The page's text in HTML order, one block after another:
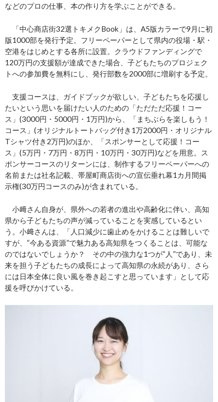
などのプロの仕事、本の作り方を学ぶことができる。
「中心商店街32選トキメクBook」は、A5版カラーで9月に初
版1000部を発行予定。フリーペーパーとして県内の役場・駅・
空港をはじめとする各所に設置。クラウドファンディングで
120万円の支援額が達成できた場合、子どもたちのプロジェク
トへの参加費を無料にし、発行部数を2000部に増刷する予定。
支援コースは、ガイドブックが欲しい、子どもたちを応援し
たいという思いを届けたい人のための「ただただ応援！コー
ス」(3000円・5000円・1万円)から、「まちぶらを楽しもう！
コース」(オリジナルトートバッグ付き1万2000円・オリジナル
Tシャツ付き2万円)のほか、「スポンサーとして応援！コー
ス」(5万円・7万円・8万円・10万円・30万円)などを用意。ス
ポンサーコースのリターンには、制作するフリーペーパーへの
名前または社名記載、帯屋町商店街への宣伝垂れ幕1カ月間掲
示権(30万円コースのみ)が含まれている。
小﨑さん自身が、県外への若者の進出や高齢化に伴い、高知
県から子どもたちの声が減っていることを実感しているとい
う。小﨑さんは、「人口減少に歯止めをかけることは難しいで
すが、“今ある資源”で魅力ある高知県をつくることは、可能な
のではないでしょうか？ その中の強力な1つが“人”であり、未
来を担う子どもたちの成長によって高知県の永続があり、さら
には日本全体に良い風を巻き起こすと思っています」として応
援を呼びかけている。